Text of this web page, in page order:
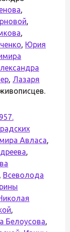
,
,
,
, Юрия
, Лазаря
Авласа,
,
, Всеволода
,
Белоусова,